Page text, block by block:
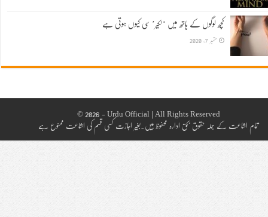
کچھ لوگوں کے ہاتھ میں ‘لکیر’ سی کیوں ہوتی ہے
ستمبر 7, 2020
© 2026 - Urdu Official | All Rights Reserved
تمام اشاعت کے جملہ حقوق بحق ادارہ محفوظ ہیں۔بغیر اجازت کسی قسم کی اشاعت ممنوع ہے